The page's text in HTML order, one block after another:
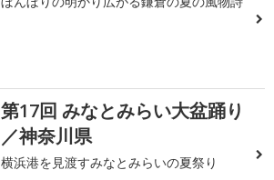
第17回 みなとみらい大盆踊り
／神奈川県
横浜港を見渡すみなとみらいの夏祭り